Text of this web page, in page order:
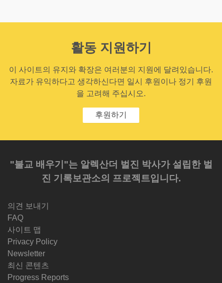
활동 지원하기
이 사이트의 유지와 확장은 여러분의 지원에 달려있습니다.
자료가 유익하다고 생각하신다면 일시 후원이나 정기 후원
을 고려해 주십시오.
후원하기
"불교 배우기"는 알렉산더 벌진 박사가 설립한 벌
진 기록보관소의 프로젝트입니다.
의견 보내기
FAQ
사이트 맵
Privacy Policy
Newsletter
최신 콘텐츠
Progress Reports